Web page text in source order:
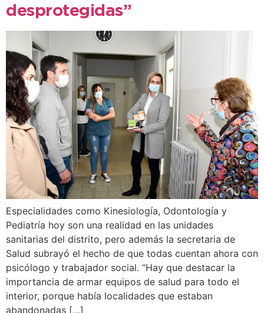
desprotegidas”
Especialidades como Kinesiología, Odontología y
Pediatría hoy son una realidad en las unidades
sanitarias del distrito, pero además la secretaria de
Salud subrayó el hecho de que todas cuentan ahora con
psicólogo y trabajador social. “Hay que destacar la
importancia de armar equipos de salud para todo el
interior, porque había localidades que estaban
abandonadas […]